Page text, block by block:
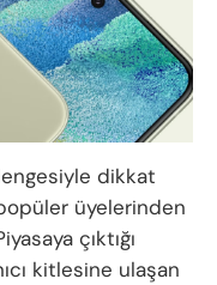
dikkat
üyelerinden
çıktığı
kitlesine ulaşan